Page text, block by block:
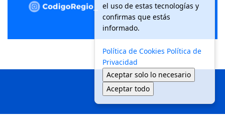
el uso de estas tecnologías y
confirmas que estás
informado.
Política de Cookies Política de
Privacidad
Aceptar solo lo necesario
Aceptar todo